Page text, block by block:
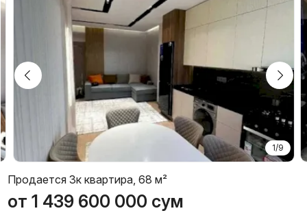
1/9
Продается 3к квартира, 68 м²
от 1 439 600 000 сум